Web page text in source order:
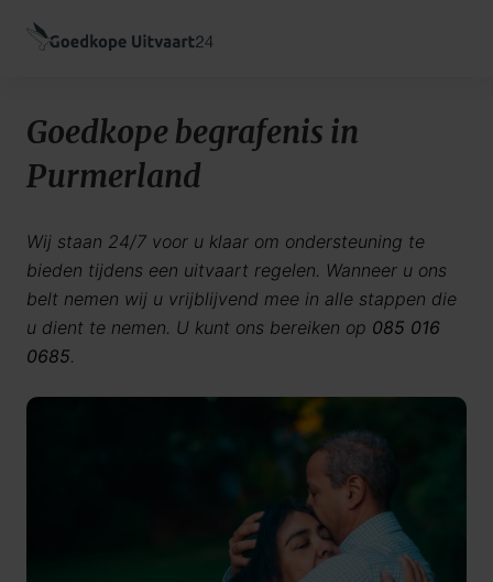
Goedkope begrafenis in
Purmerland
Wij staan 24/7 voor u klaar om ondersteuning te
bieden tijdens een uitvaart regelen. Wanneer u ons
belt nemen wij u vrijblijvend mee in alle stappen die
u dient te nemen. U kunt ons bereiken op 085 016
0685.